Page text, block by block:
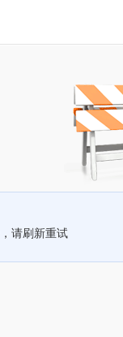
请刷新重试